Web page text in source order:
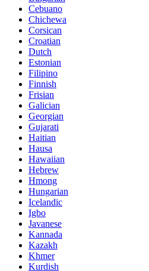
Cebuano
Chichewa
Corsican
Croatian
Dutch
Estonian
Filipino
Finnish
Frisian
Galician
Georgian
Gujarati
Haitian
Hausa
Hawaiian
Hebrew
Hmong
Hungarian
Icelandic
Igbo
Javanese
Kannada
Kazakh
Khmer
Kurdish